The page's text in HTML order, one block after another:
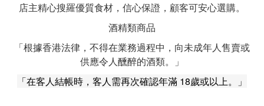
店主精心搜羅優質食材，信心保證，顧客可安心選購。
酒精類商品
「根據香港法律，不得在業務過程中，向未成年人售賣或
供應令人醺醉的酒類。」
「在客人結帳時，客人需再次確認年滿 18歲或以上。」